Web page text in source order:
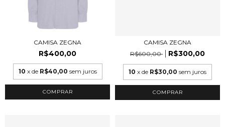
CAMISA ZEGNA
R$400,00
10 x de R$40,00 sem juros
COMPRAR
CAMISA ZEGNA
R$600,00
R$300,00
10 x de R$30,00 sem juros
COMPRAR